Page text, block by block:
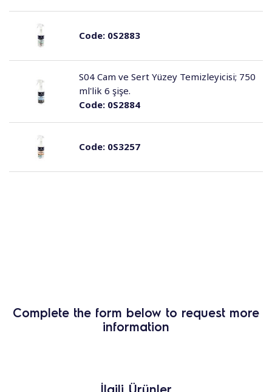
Code:0S2883
Code:0S2884
S04 Cam ve Sert Yüzey Temizleyicisi; 750
ml'lik 6 şişe.
Code:0S3257
Complete the form below to request more
information